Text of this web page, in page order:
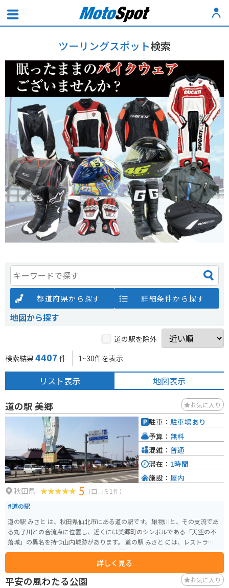
ツーリングスポット検索
都道府県から探す 詳細条件から探す
地図から探す
道の駅を除外
検索結果 4407 件 1~30件を表示
リスト表示 地図表示
道の駅 美郷 お気に入り
秋田県 5 （口コミ1件）
#道の駅
道の駅 みさと は、秋田県仙北市にある道の駅です。雄物川と、その支流であ
る丸子川との合流点に位置し、近くには美郷町のシンボルである「天空の不
落城」の異名を持つ山内城跡があります。 道の駅 みさと には、レストラン、
農産物直売所、観光情報コーナーなどが併設されています。レストランで
は、地元産の食材を使った料理を楽しむことができます。おすすめは、美郷
町特産の「美郷そば」です。 農産物直売所では、地元産の新鮮な野菜や果
物、特産品などを購入することができます。バイクで訪れた際には、地元産
詳しく見る
駐車： 駐車場あり
予算： 無料
混雑： 普通
滞在： 1時間
施設： 屋内
平安の風わたる公園 お気に入り